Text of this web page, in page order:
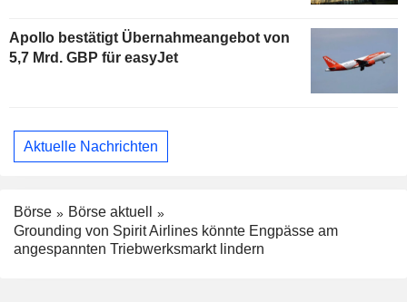
Apollo bestätigt Übernahmeangebot von
5,7 Mrd. GBP für easyJet
Aktuelle Nachrichten
Börse
Börse aktuell
Grounding von Spirit Airlines könnte Engpässe am
angespannten Triebwerksmarkt lindern